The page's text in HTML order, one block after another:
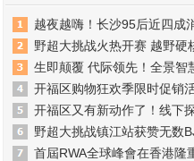
越夜越嗨！长沙95后近四成
野超大挑战火热开赛 越野硬
生即颠覆 代际领先！全景智
开福区购物狂欢季限时促销
开福区又有新动作了！线下
野超大挑战镇江站获赞无数
首屆RWA全球峰會在香港隆